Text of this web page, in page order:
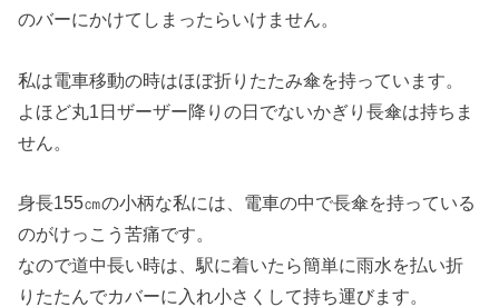
のバーにかけてしまったらいけません。
私は電車移動の時はほぼ折りたたみ傘を持っています。
よほど丸1日ザーザー降りの日でないかぎり長傘は持ちま
せん。
身長155㎝の小柄な私には、電車の中で長傘を持っている
のがけっこう苦痛です。
なので道中長い時は、駅に着いたら簡単に雨水を払い折
りたたんでカバーに入れ小さくして持ち運びます。